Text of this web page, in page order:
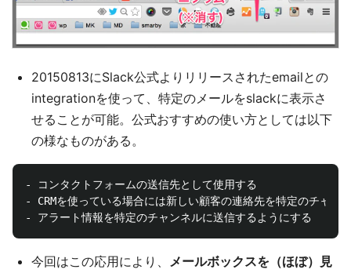
20150813にSlack公式よりリリースされたemailとの
integrationを使って、特定のメールをslackに表示さ
せることが可能。公式おすすめの使い方としては以下
の様なものがある。
- コンタクトフォームの送信先として使用する
- CRMを使っている場合には新しい顧客の連絡先を特定のチャン
今回はこの応用により、
メールボックスを（ほぼ）見